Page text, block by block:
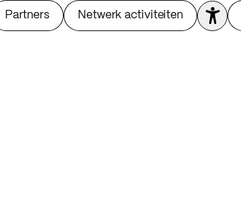
Partners Netwerk activiteiten